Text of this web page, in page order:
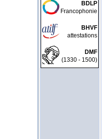
BDLP
Francophonie
BHVF
attestations
DMF
(1330 - 1500)